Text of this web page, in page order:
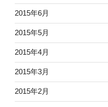
2015年6月
2015年5月
2015年4月
2015年3月
2015年2月